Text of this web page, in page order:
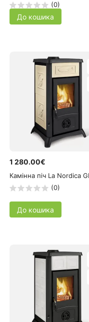
(0)
До кошика
1 280.00€
Камінна піч La Nordica
(0)
До кошика